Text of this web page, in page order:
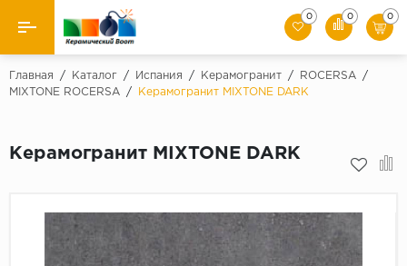
Назад
Керамическая плитка
0 0 0
Главная / Каталог / Испания / Керамогранит / ROCERSA
/
MIXTONE ROCERSA
/ Керамогранит MIXTONE DARK
Керамогранит MIXTONE DARK